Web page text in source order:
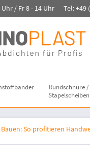
Uhr / Fr 8 - 14 Uhr Tel: +49
Rundschnüre /
Stapelscheiben
So profitieren